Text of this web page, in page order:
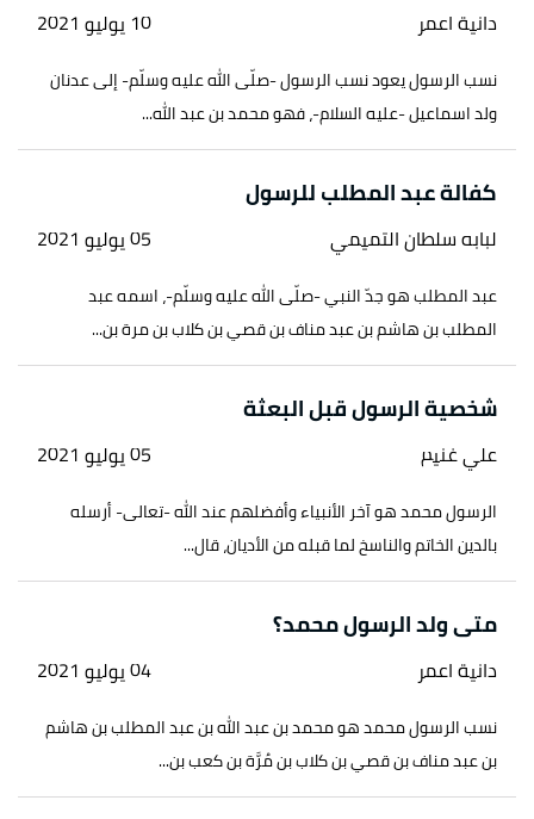
جزء 7.
↑رواه البخاري، في صحيح البخاري، عن مالك بن
صعصعة الأنصاري، الصفحة أو الرقم:3887 ، صحيح.
^أبأكرم العمري،السيرة النبوية الصحيحة محاولة
لتطبيق قواعد المحدثين في نقد روايات السيرة النبوية
صفحة 188-189، جزء 1. بتصرّف.
رواه البخاري، في صحيح البخاري، عن أبي ذر الغفاري،
الصفحة أو الرقم:349، صحيح.
دانية اعمر 10 يوليو 2021
نسب الرسول يعود نسب الرسول -صلّى الله عليه وسلّم- إلى عدنان
ولد اسماعيل -عليه السلام-، فهو محمد بن عبد الله...
كفالة عبد المطلب للرسول
لبابه سلطان التميمي 05 يوليو 2021
عبد المطلب هو جدّ النبي -صلّى الله عليه وسلّم-، اسمه عبد
المطلب بن هاشم بن عبد مناف بن قصي بن كلاب بن مرة بن...
شخصية الرسول قبل البعثة
علي غنيم 05 يوليو 2021
الرسول محمد هو آخر الأنبياء وأفضلهم عند الله -تعالى- أرسله
بالدين الخاتم والناسخ لما قبله من الأديان، قال...
متى ولد الرسول محمد؟
دانية اعمر 04 يوليو 2021
نسب الرسول محمد هو محمد بن عبد الله بن عبد المطلب بن هاشم
بن عبد مناف بن قصي بن كلاب بن مُرَّة بن كعب بن...